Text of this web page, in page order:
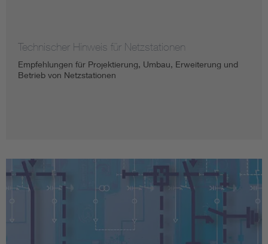
Technischer Hinweis für Netzstationen
Empfehlungen für Projektierung, Umbau, Erweiterung und
Betrieb von Netzstationen